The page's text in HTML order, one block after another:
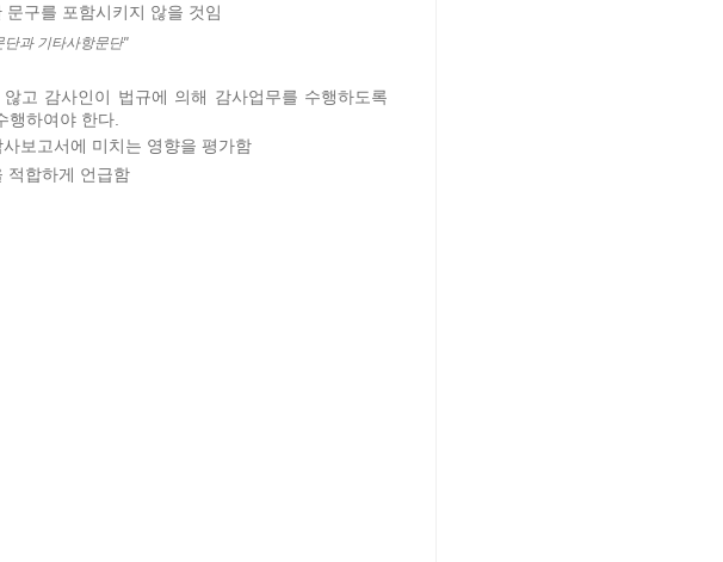
구를 포함시키지 않을 것임
과 기타사항문단"
고 감사인이 법규에 의해 감사업무를 수행하도록
행하여야 한다.
보고서에 미치는 영향을 평가함
적합하게 언급함